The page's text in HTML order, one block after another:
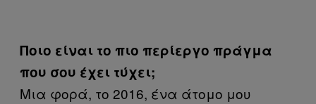
Ποιο είναι το πιο περίεργο πράγμα
που σου έχει τύχει;
Μια φορά, το 2016, ένα άτομο μου